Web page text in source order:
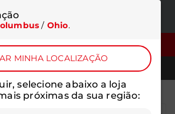
FILTROS
TELEFONES
/ Ohio.
MINHA LOCALIZAÇÃO
selecione abaixo a loja
próximas da sua região: